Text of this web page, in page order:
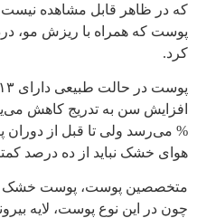
که در ظاهر قابل مشاهده نیست و
پوست که همراه با ریزش مو،
کرد.
% می‌رسد ولی تا قبل از دوران
هوای خشک نباید از ده درصد
متخصصین پوست، پوست خشک را
چون در این نوع پوست، لایه